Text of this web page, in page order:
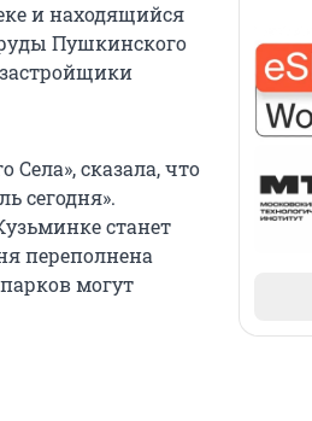
и находящийся
Пушкинского
сказала, что
сегодня».
станет
переполнена
могут